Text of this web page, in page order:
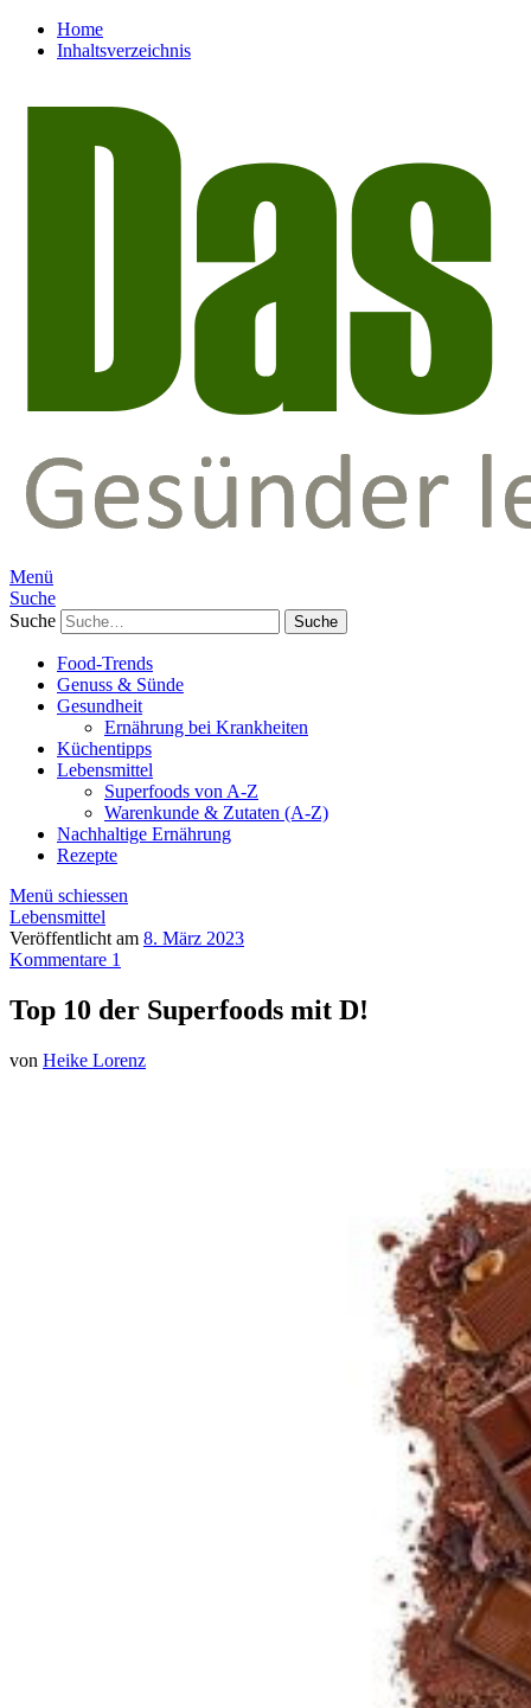
Home
Inhaltsverzeichnis
Menü
Suche
Suche
Food-Trends
Genuss & Sünde
Gesundheit
Ernährung bei Krankheiten
Küchentipps
Lebensmittel
Superfoods von A-Z
Warenkunde & Zutaten (A-Z)
Nachhaltige Ernährung
Rezepte
Menü schiessen
Lebensmittel
Veröffentlicht am 8. März 2023
Kommentare 1
Top 10 der Superfoods mit D!
von Heike Lorenz